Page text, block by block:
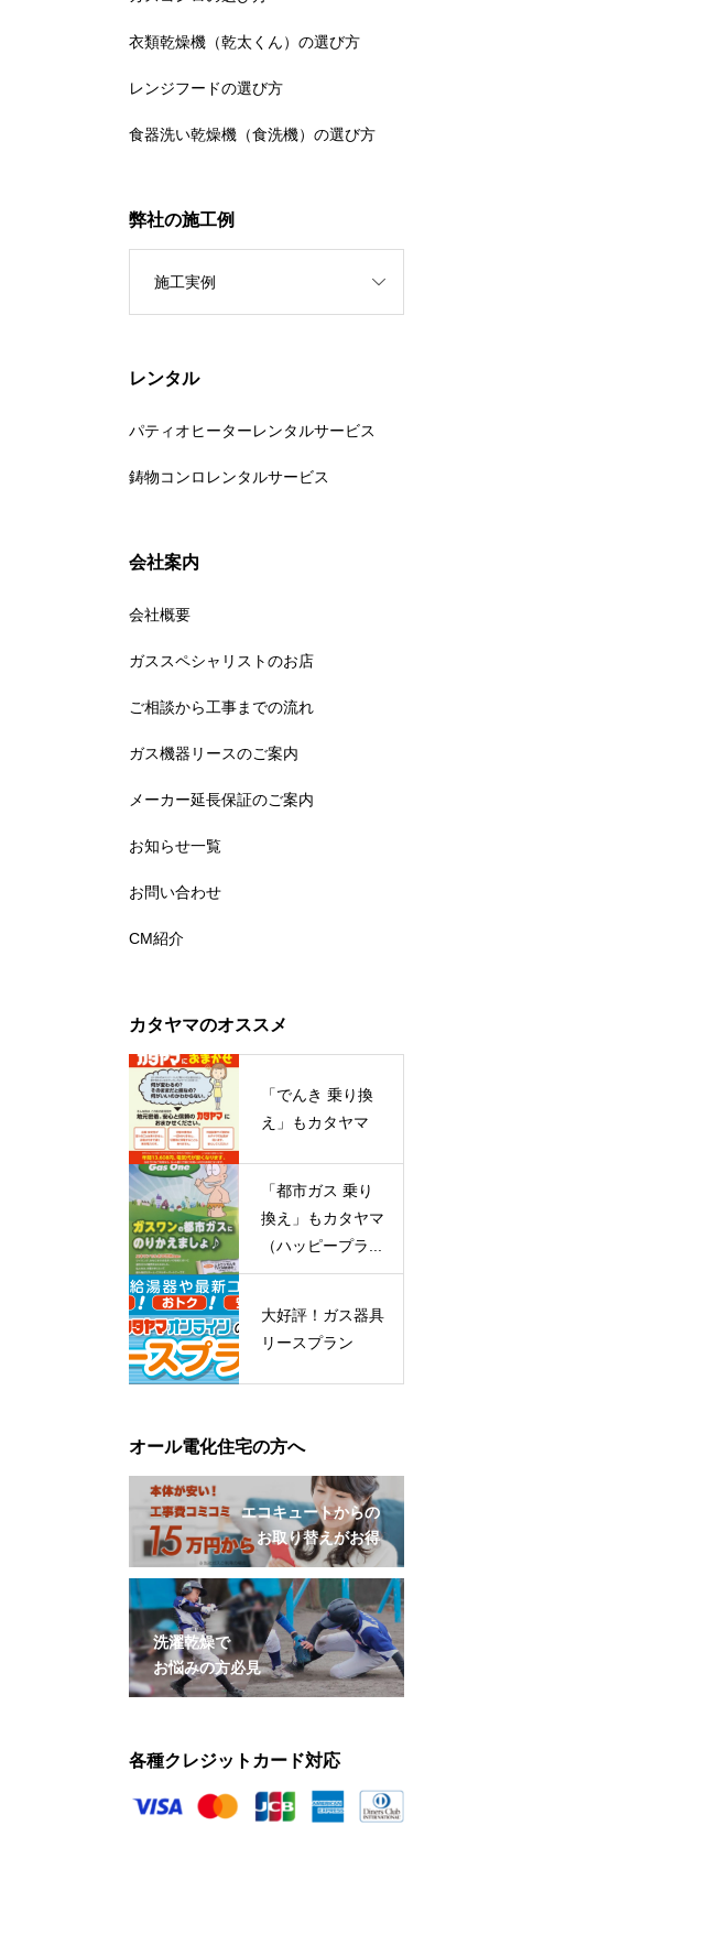
衣類乾燥機（乾太くん）の選び方
レンジフードの選び方
食器洗い乾燥機（食洗機）の選び方
弊社の施工例
施工実例
レンタル
パティオヒーターレンタルサービス
鋳物コンロレンタルサービス
会社案内
会社概要
ガススペシャリストのお店
ご相談から工事までの流れ
ガス機器リースのご案内
メーカー延長保証のご案内
お知らせ一覧
お問い合わせ
CM紹介
カタヤマのオススメ
「でんき 乗り換
え」もカタヤマ
「都市ガス 乗り
換え」もカタヤマ
（ハッピープラ...
大好評！ガス器具
リースプラン
オール電化住宅の方へ
エコキュートからの
お取り替えがお得
洗濯乾燥で
お悩みの方必見
各種クレジットカード対応